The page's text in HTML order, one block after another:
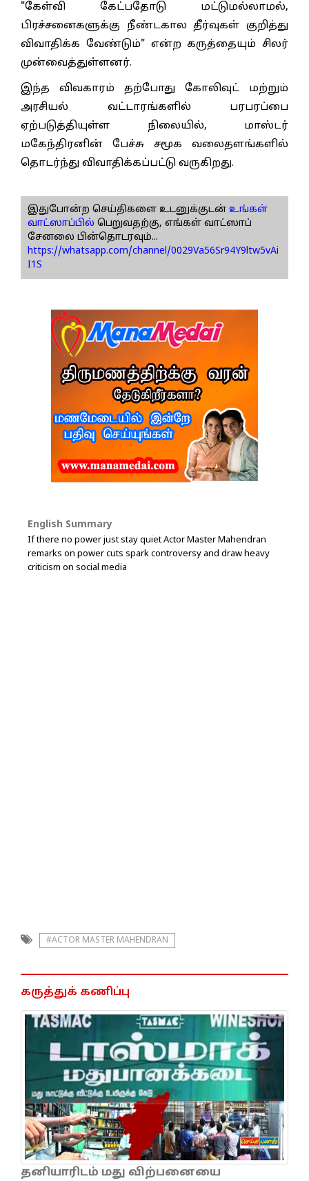
"கேள்வி கேட்பதோடு மட்டுமல்லாமல்,
பிரச்சனைகளுக்கு நீண்டகால தீர்வுகள் குறித்து
விவாதிக்க வேண்டும்" என்ற கருத்தையும் சிலர்
முன்வைத்துள்ளனர்.
இந்த விவகாரம் தற்போது கோலிவுட் மற்றும்
அரசியல் வட்டாரங்களில் பரபரப்பை
ஏற்படுத்தியுள்ள நிலையில், மாஸ்டர்
மகேந்திரனின் பேச்சு சமூக வலைதளங்களில்
தொடர்ந்து விவாதிக்கப்பட்டு வருகிறது.
இதுபோன்ற செய்திகளை உடனுக்குடன் உங்கள்
வாட்ஸாப்பில் பெறுவதற்கு, எங்கள் வாட்ஸாப்
சேனலை பின்தொடரவும்...
https://whatsapp.com/channel/0029Va56Sr94Y9ltw5vAi
I1S
English Summary
If there no power just stay quiet Actor Master Mahendran
remarks on power cuts spark controversy and draw heavy
criticism on social media
#ACTOR MASTER MAHENDRAN
கருத்துக் கணிப்பு
தனியாரிடம் மது விற்பனையை